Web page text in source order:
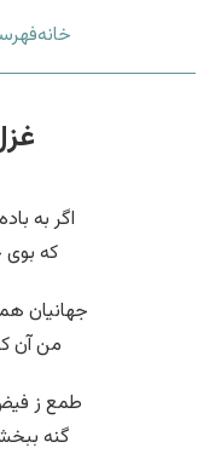
خانه
اگر به
که بوی
جهانیان
من آن
طمع ز
گنه